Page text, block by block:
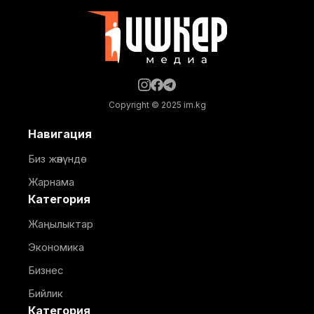
дүйнөнүн 55 өлкөсү менен соода-экономикалык
байланыш жүргүзүп жатат. Ошондой
Copyright © 2025 im.kg
Навигация
Биз жөнүндө
Жарнама
Категория
Жаңылыктар
Экономика
Бизнес
Бийлик
Категория